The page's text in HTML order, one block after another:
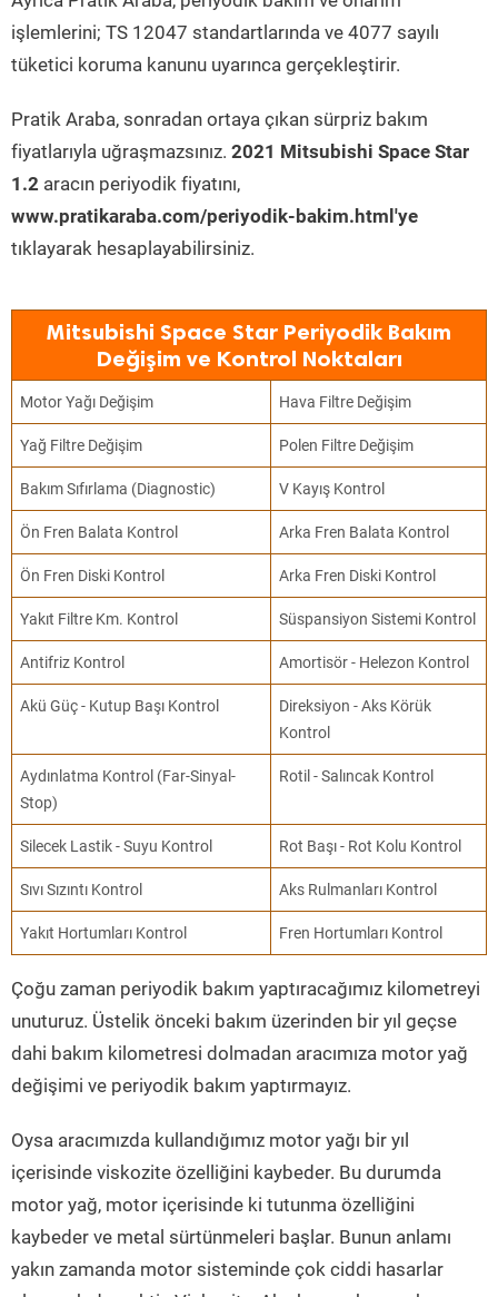
işlemlerini; TS 12047 standartlarında ve 4077 sayılı
tüketici koruma kanunu uyarınca gerçekleştirir.
Pratik Araba, sonradan ortaya çıkan sürpriz bakım
fiyatlarıyla uğraşmazsınız. 2021 Mitsubishi Space Star
1.2 aracın periyodik fiyatını,
www.pratikaraba.com/periyodik-bakim.html'ye
tıklayarak hesaplayabilirsiniz.
Mitsubishi Space Star Periyodik Bakım
Değişim ve Kontrol Noktaları
Motor Yağı Değişim Hava Filtre Değişim
Yağ Filtre Değişim Polen Filtre Değişim
Bakım Sıfırlama (Diagnostic) V Kayış Kontrol
Ön Fren Balata Kontrol Arka Fren Balata Kontrol
Ön Fren Diski Kontrol Arka Fren Diski Kontrol
Yakıt Filtre Km. Kontrol Süspansiyon Sistemi Kontrol
Antifriz Kontrol Amortisör - Helezon Kontrol
Akü Güç - Kutup Başı Kontrol
Direksiyon - Aks Körük
Kontrol
Aydınlatma Kontrol (Far-Sinyal-
Stop)
Rotil - Salıncak Kontrol
Silecek Lastik - Suyu Kontrol Rot Başı - Rot Kolu Kontrol
Sıvı Sızıntı Kontrol Aks Rulmanları Kontrol
Yakıt Hortumları Kontrol Fren Hortumları Kontrol
Çoğu zaman periyodik bakım yaptıracağımız kilometreyi
unuturuz. Üstelik önceki bakım üzerinden bir yıl geçse
dahi bakım kilometresi dolmadan aracımıza motor yağ
değişimi ve periyodik bakım yaptırmayız.
Oysa aracımızda kullandığımız motor yağı bir yıl
içerisinde viskozite özelliğini kaybeder. Bu durumda
motor yağ, motor içerisinde ki tutunma özelliğini
kaybeder ve metal sürtünmeleri başlar. Bunun anlamı
yakın zamanda motor sisteminde çok ciddi hasarlar